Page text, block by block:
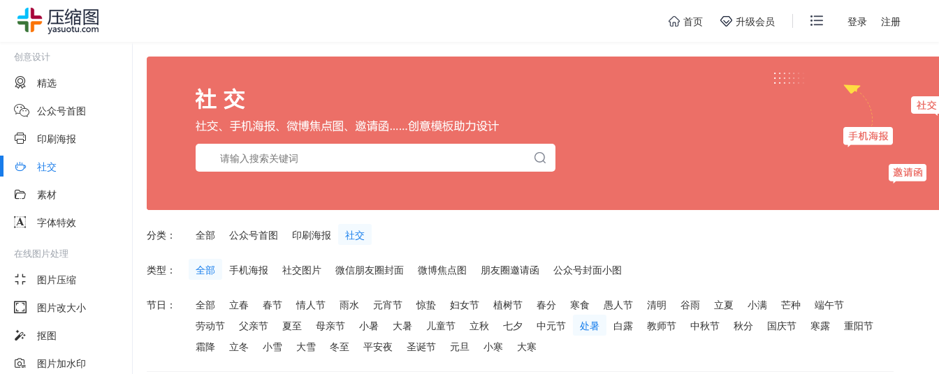
首页 升级会员 登录 注册
创意设计
精选
公众号首图
印刷海报
社交
素材
字体特效
在线图片处理
图片压缩
图片改大小
抠图
图片加水印
分类： 全部 公众号首图 印刷海报 社交
类型： 全部 手机海报 社交图片 微信朋友圈封面 微博焦点图 朋友圈邀请函 公众号封面小图
节日： 全部 立春 春节 情人节 雨水 元宵节 惊蛰 妇女节 植树节 春分 寒食 愚人节 清明 谷雨 立夏 小满 芒种
端午节
劳动节
父亲节 夏至 母亲节 小暑 大暑 儿童节 立秋 七夕 中元节 处暑 白露 教师节 中秋节 秋分 国庆节 寒露
重阳节
霜降
立冬 小雪 大雪 冬至 平安夜 圣诞节 元旦 小寒 大寒